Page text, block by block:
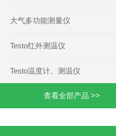
大气多功能测量仪
Testo红外测温仪
Testo温度计、测温仪
查看全部产品 >>